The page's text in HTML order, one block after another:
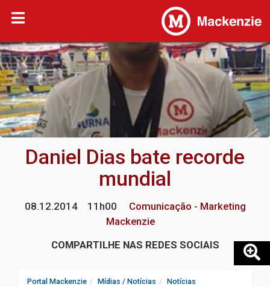
Daniel Dias bate recorde
mundial
08.12.2014 11h00
Comunicação - Marketing
Mackenzie
COMPARTILHE NAS REDES SOCIAIS
Portal Mackenzie Mídias / Notícias
Notícias